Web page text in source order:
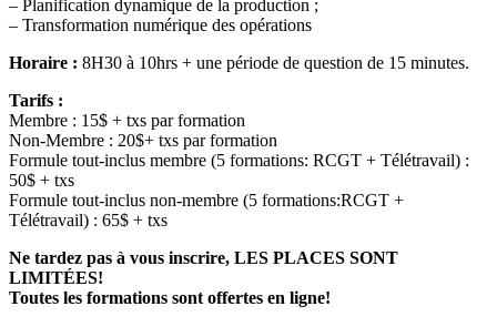
– Planification dynamique de la production ;
– Transformation numérique des opérations
Horaire : 8H30 à 10hrs + une période de question de 15 minutes.
Tarifs :
Membre : 15$ + txs par formation
Non-Membre : 20$+ txs par formation
Formule tout-inclus membre (5 formations: RCGT + Télétravail) :
50$ + txs
Formule tout-inclus non-membre (5 formations:RCGT +
Télétravail) : 65$ + txs
Ne tardez pas à vous inscrire, LES PLACES SONT
LIMITÉES!
Toutes les formations sont offertes en ligne!